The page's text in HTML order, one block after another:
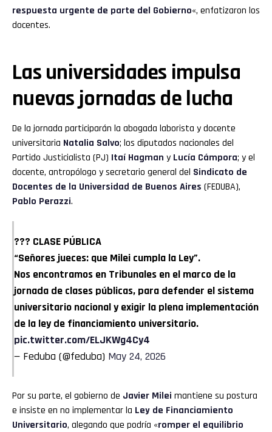
respuesta urgente de parte del Gobierno«, enfatizaron los
docentes.
Las universidades impulsa
nuevas jornadas de lucha
De la jornada participarán la abogada laborista y docente
universitaria Natalia Salvo; los diputados nacionales del
Partido Justicialista (PJ) Itaí Hagman y Lucía Cámpora; y el
docente, antropólogo y secretario general del Sindicato de
Docentes de la Universidad de Buenos Aires (FEDUBA),
Pablo Perazzi.
??? CLASE PÚBLICA
“Señores jueces: que Milei cumpla la Ley”.
Nos encontramos en Tribunales en el marco de la
jornada de clases públicas, para defender el sistema
universitario nacional y exigir la plena implementación
de la ley de financiamiento universitario.
pic.twitter.com/ELJKWg4Cy4
— Feduba (@feduba) May 24, 2026
Por su parte, el gobierno de Javier Milei mantiene su postura
e insiste en no implementar la Ley de Financiamiento
Universitario, alegando que podría «romper el equilibrio